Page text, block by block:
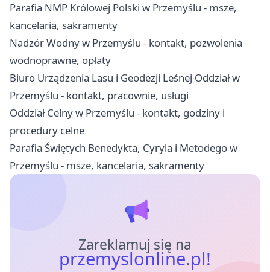
Parafia NMP Królowej Polski w Przemyślu - msze,
kancelaria, sakramenty
Nadzór Wodny w Przemyślu - kontakt, pozwolenia
wodnoprawne, opłaty
Biuro Urządzenia Lasu i Geodezji Leśnej Oddział w
Przemyślu - kontakt, pracownie, usługi
Oddział Celny w Przemyślu - kontakt, godziny i
procedury celne
Parafia Świętych Benedykta, Cyryla i Metodego w
Przemyślu - msze, kancelaria, sakramenty
Zareklamuj się na
przemyslonline.pl!